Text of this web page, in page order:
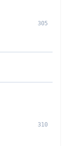
305
310